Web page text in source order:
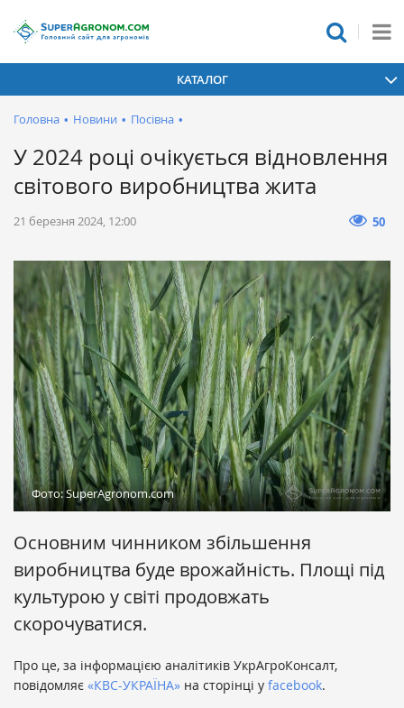
КАТАЛОГ
Головна • Новини • Посівна •
У 2024 році очікується відновлення
світового виробництва жита
21 березня 2024, 12:00 50
Фото: SuperAgronom.com
Основним чинником збільшення
виробництва буде врожайність. Площі під
культурою у світі продовжать
скорочуватися.
Про це, за інформацією аналітиків УкрАгроКонсалт,
повідомляє «КВС-УКРАЇНА» на сторінці у facebook.